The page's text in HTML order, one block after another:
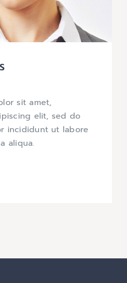
sit amet,
elit, sed do
incididunt ut labore
aliqua.